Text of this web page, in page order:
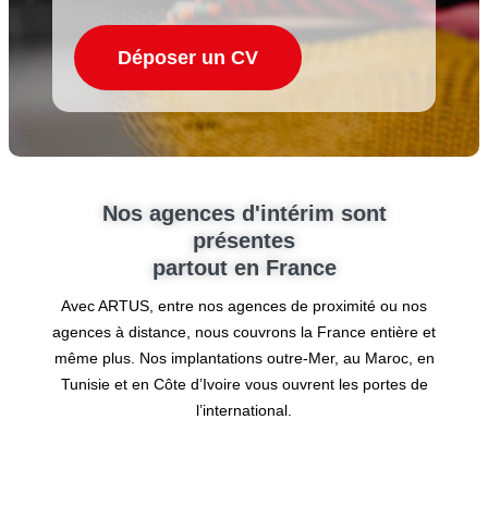
Déposer un CV
Nos agences d'intérim sont
présentes
partout en France
Avec ARTUS, entre nos agences de proximité ou nos
agences à distance, nous couvrons la France entière et
même plus. Nos implantations outre-Mer, au Maroc, en
Tunisie et en Côte d’Ivoire vous ouvrent les portes de
l’international.